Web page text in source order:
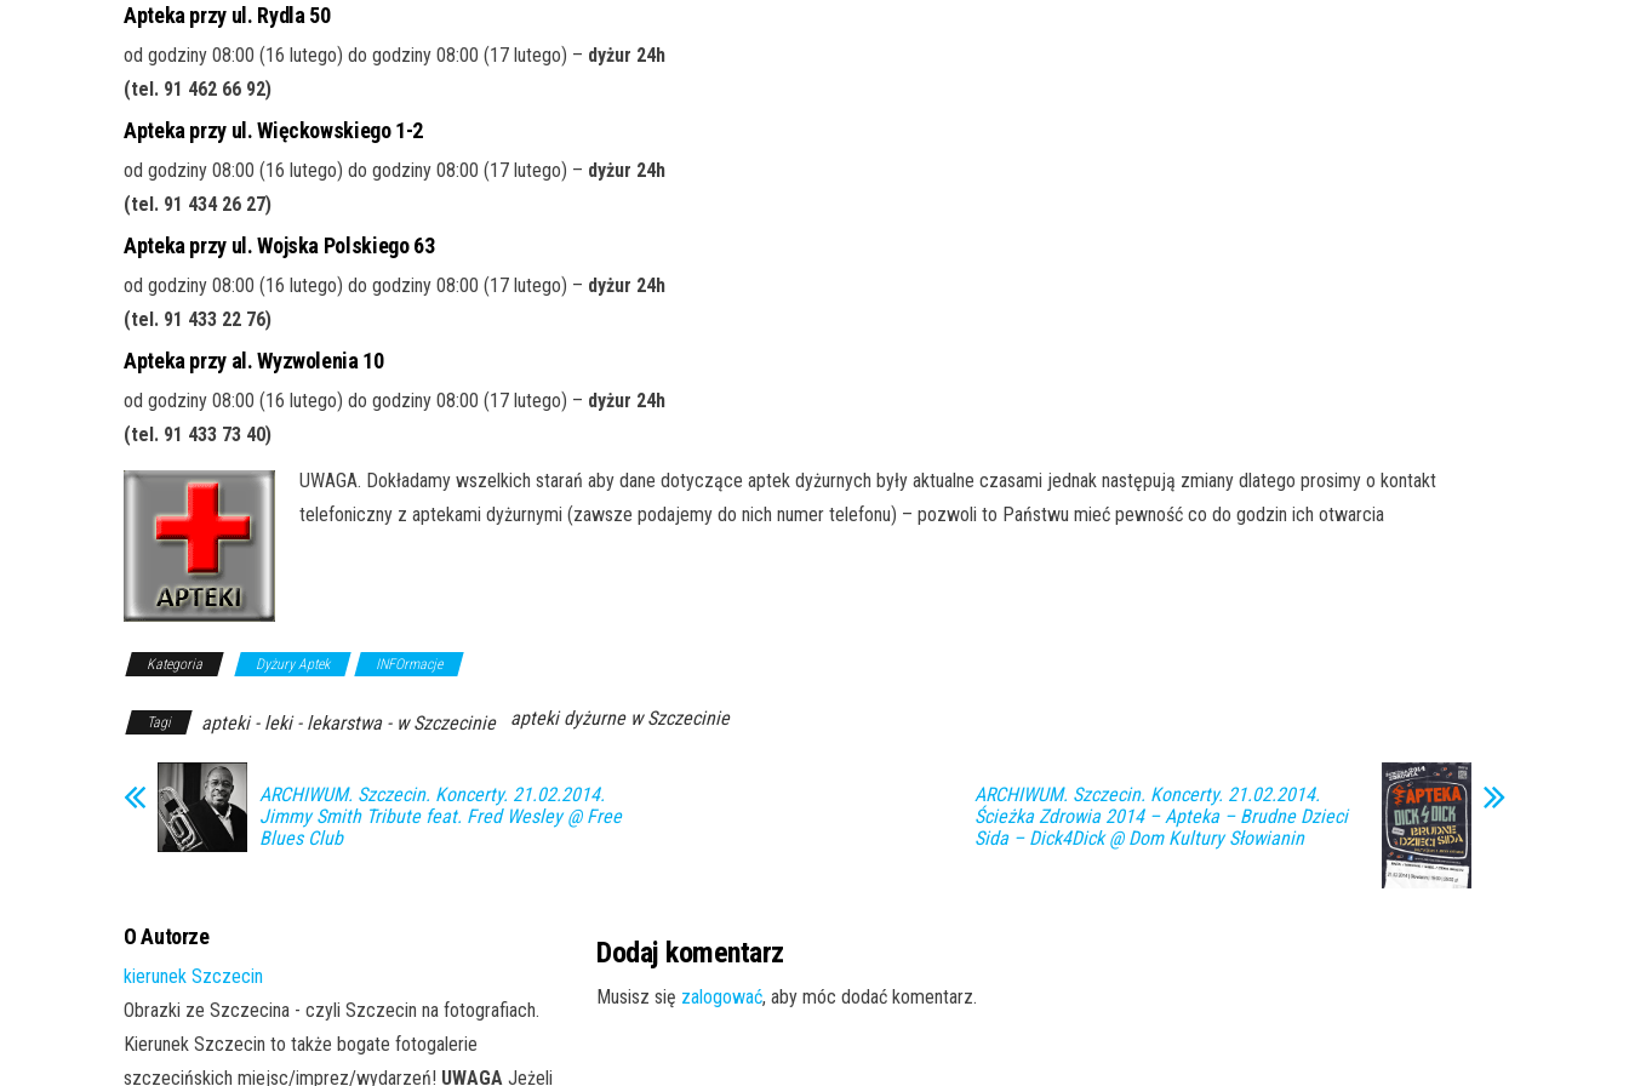
Apteka przy ul. Rydla 50
od godziny 08:00 (16 lutego) do godziny 08:00 (17 lutego) – dyżur 24h
(tel. 91 462 66 92)
Apteka przy ul. Więckowskiego 1-2
od godziny 08:00 (16 lutego) do godziny 08:00 (17 lutego) – dyżur 24h
(tel. 91 434 26 27)
Apteka przy ul. Wojska Polskiego 63
od godziny 08:00 (16 lutego) do godziny 08:00 (17 lutego) – dyżur 24h
(tel. 91 433 22 76)
Apteka przy al. Wyzwolenia 10
od godziny 08:00 (16 lutego) do godziny 08:00 (17 lutego) – dyżur 24h
(tel. 91 433 73 40)
UWAGA. Dokładamy wszelkich starań aby dane dotyczące aptek dyżurnych były aktualne czasami jednak następują zmiany dlatego prosimy o kontakt
telefoniczny z aptekami dyżurnymi (zawsze podajemy do nich numer telefonu) – pozwoli to Państwu mieć pewność co do godzin ich otwarcia
Kategoria Dyżury Aptek INFOrmacje
Tagi apteki - leki - lekarstwa - w Szczecinie apteki dyżurne w Szczecinie
ARCHIWUM. Szczecin. Koncerty. 21.02.2014.
Jimmy Smith Tribute feat. Fred Wesley @ Free
Blues Club
ARCHIWUM. Szczecin. Koncerty. 21.02.2014.
Ścieżka Zdrowia 2014 – Apteka – Brudne Dzieci
Sida – Dick4Dick @ Dom Kultury Słowianin
O Autorze
kierunek Szczecin
Obrazki ze Szczecina - czyli Szczecin na fotografiach.
Kierunek Szczecin to także bogate fotogalerie
szczecińskich miejsc/imprez/wydarzeń! UWAGA Jeżeli
Dodaj komentarz
Musisz się zalogować, aby móc dodać komentarz.